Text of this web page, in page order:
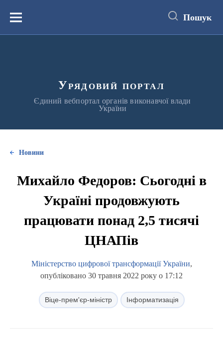
вмістуМеню Пошук
Урядовий портал
Єдиний вебпортал органів виконавчої влади
України
Новини
Михайло Федоров: Сьогодні в
Україні продовжують
працювати понад 2,5 тисячі
ЦНАПів
Міністерство цифрової трансформації України,
опубліковано 30 травня 2022 року о 17:12
Віце-прем'єр-міністр Інформатизація